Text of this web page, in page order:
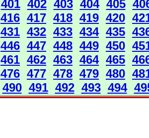
401 402 403 404 405
416 417 418 419 420
431 432 433 434 435
446 447 448 449 450
461 462 463 464 465
476 477 478 479 480
490 491 492 493 494